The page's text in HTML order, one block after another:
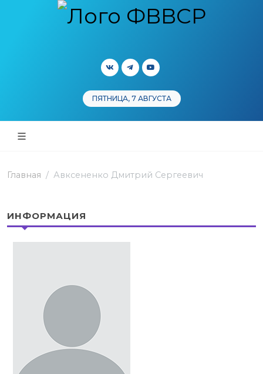
ПЯТНИЦА, 7 АВГУСТА
Главная Авксененко Дмитрий Сергеевич
ИНФОРМАЦИЯ